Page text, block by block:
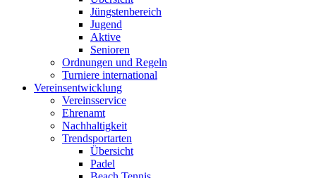
Jüngstenbereich
Jugend
Aktive
Senioren
Ordnungen und Regeln
Turniere international
Vereinsentwicklung
Vereinsservice
Ehrenamt
Nachhaltigkeit
Trendsportarten
Übersicht
Padel